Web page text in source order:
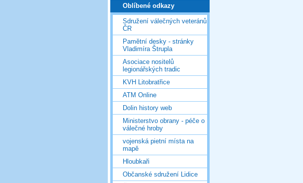
Oblíbené odkazy
Sdružení válečných veteránů
ČR
Pamětní desky - stránky
Vladimíra Štrupla
Asociace nositelů
legionářských tradic
KVH Litobratřice
ATM Online
Dolin history web
Ministerstvo obrany - péče o
válečné hroby
vojenská pietní místa na
mapě
Hloubkaři
Občanské sdružení Lidice